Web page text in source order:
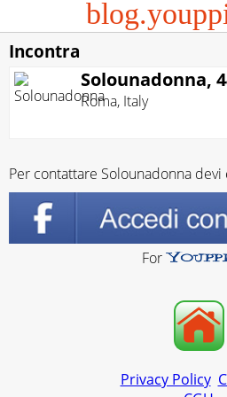
Incontra
Solounadonna,
Roma, Italy
Per contattare Solounadonna
For
Privacy Policy